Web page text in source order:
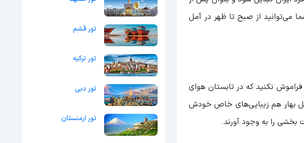
می‌توانید از صبح تا ظهر در آمل
نکنید که در تابستان هوای
بهار هم زیبایی‌های خاص خودش
را به وجود آورند.
تور قشم
تور ترکیه
تور دبی
تور ارمنستان